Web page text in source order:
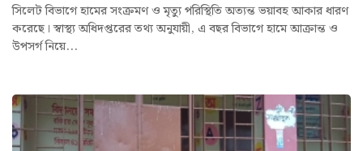
সিলেট বিভাগে হামের সংক্রমণ ও মৃত্যু পরিস্থিতি অত্যন্ত ভয়াবহ আকার ধারণ
করেছে। স্বাস্থ্য অধিদপ্তরের তথ্য অনুযায়ী, এ বছর বিভাগে হামে আক্রান্ত ও
উপসর্গ নিয়ে...